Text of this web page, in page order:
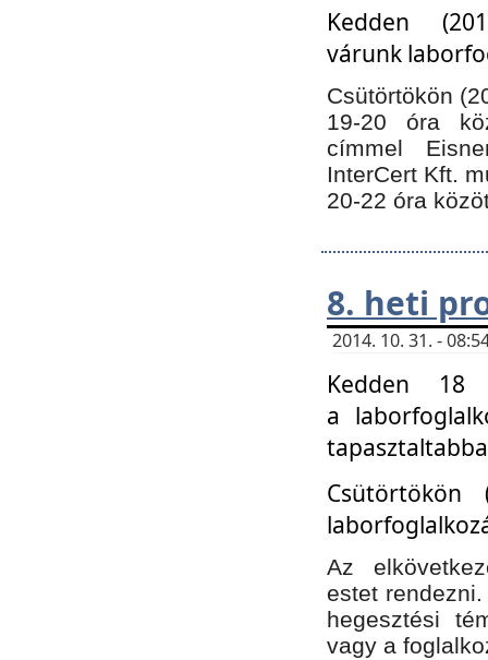
Kedden
várunk
Csütörtökön
19-20 óra
címmel
InterCert Kft.
20-22 óra
8. heti
2014. 10. 31. -
Kedden 18
a
Az
estet
hegesztési
vagy a